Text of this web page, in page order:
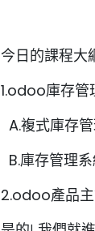
今日的課程大
1.odoo庫存管
A.複式庫存
B.庫存管理
2.odoo產品